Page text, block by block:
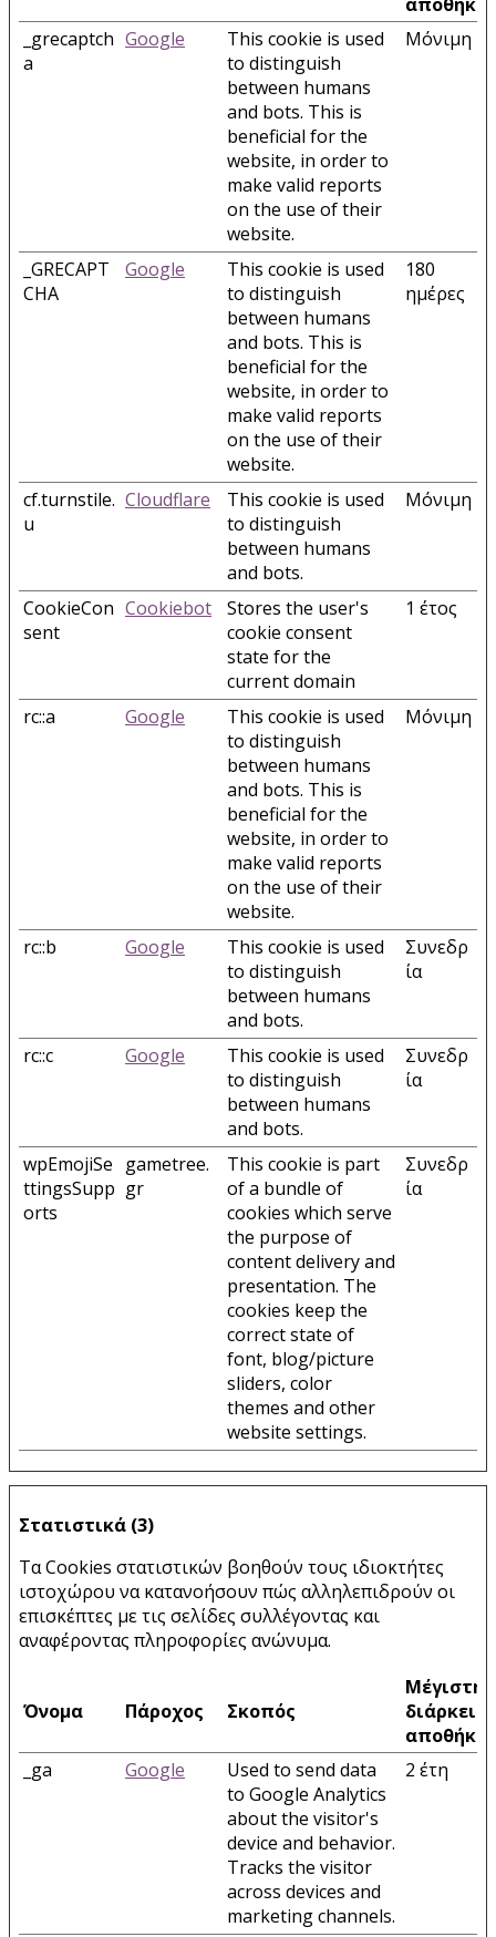
_grecaptch
a
Google
This cookie is used
to distinguish
between humans
and bots. This is
beneficial for the
website, in order to
make valid reports
on the use of their
website.
Μόνιμη
_GRECAPT
CHA
Google
This cookie is used
to distinguish
between humans
and bots. This is
beneficial for the
website, in order to
make valid reports
on the use of their
website.
180
ημέρες
cf.turnstile.
u
Cloudflare
This cookie is used
to distinguish
between humans
and bots.
Μόνιμη
CookieCon
sent
Cookiebot
Stores the user's
cookie consent
state for the
current domain
1 έτος
rc::a Google
This cookie is used
to distinguish
between humans
and bots. This is
beneficial for the
website, in order to
make valid reports
on the use of their
website.
Μόνιμη
rc::b Google
This cookie is used
to distinguish
between humans
and bots.
Συνεδρ
ία
rc::c Google
This cookie is used
to distinguish
between humans
and bots.
Συνεδρ
ία
wpEmojiSe
ttingsSupp
orts
gametree.
gr
This cookie is part
of a bundle of
cookies which serve
the purpose of
content delivery and
presentation. The
cookies keep the
correct state of
font, blog/picture
sliders, color
themes and other
website settings.
Συνεδρ
ία
Στατιστικά (3)
Τα Cookies στατιστικών βοηθούν τους ιδιοκτήτες
ιστοχώρου να κατανοήσουν πώς αλληλεπιδρούν οι
επισκέπτες με τις σελίδες συλλέγοντας και
αναφέροντας πληροφορίες ανώνυμα.
Όνομα Πάροχος Σκοπός
Μέγιστη
διάρκεια
_ga
Google
Used to send data
to Google Analytics
about the visitor's
device and behavior.
Tracks the visitor
across devices and
marketing channels.
2 έτη